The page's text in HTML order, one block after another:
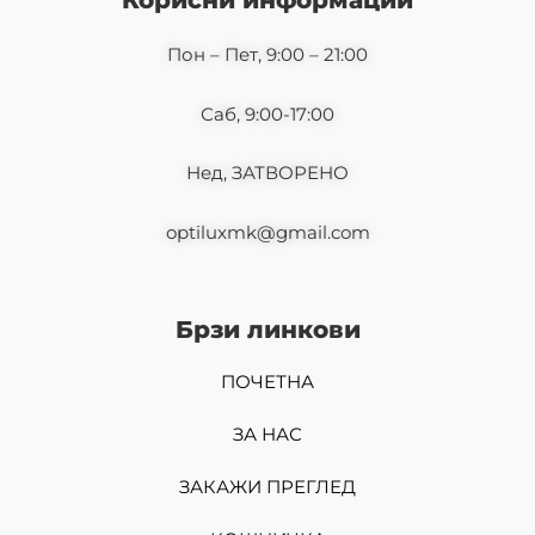
o
r
m
Пон – Пет, 9:00 – 21:00
Саб, 9:00-17:00
Нед, ЗАТВОРЕНО
optiluxmk@gmail.com
Брзи линкови
ПОЧЕТНА
ЗА НАС
ЗАКАЖИ ПРЕГЛЕД